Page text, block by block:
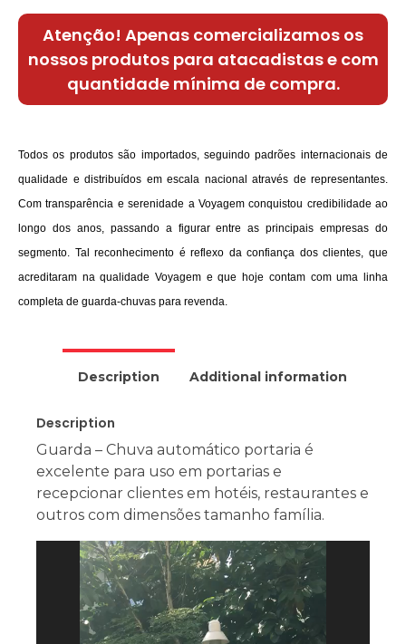
Atenção! Apenas comercializamos os
nossos produtos para atacadistas e com
quantidade mínima de compra.
Todos os produtos são importados, seguindo padrões internacionais de
qualidade e distribuídos em escala nacional através de representantes.
Com transparência e serenidade a Voyagem conquistou credibilidade ao
longo dos anos, passando a figurar entre as principais empresas do
segmento. Tal reconhecimento é reflexo da confiança dos clientes, que
acreditaram na qualidade Voyagem e que hoje contam com uma linha
completa de guarda-chuvas para revenda.
Description Additional information
Description
Guarda – Chuva automático portaria é
excelente para uso em portarias e
recepcionar clientes em hotéis, restaurantes e
outros com dimensões tamanho família.
Tocador